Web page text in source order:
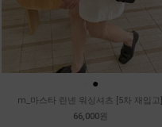
●
m_마스타 린넨 워싱셔츠 [5차 재입고]
66,000원